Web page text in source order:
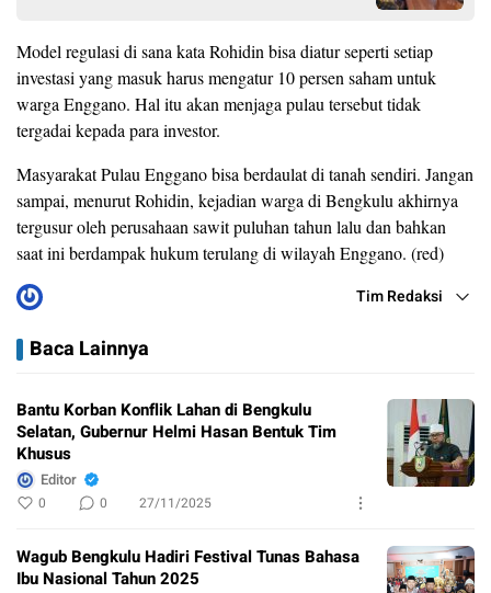
Model regulasi di sana kata Rohidin bisa diatur seperti setiap
investasi yang masuk harus mengatur 10 persen saham untuk
warga Enggano. Hal itu akan menjaga pulau tersebut tidak
tergadai kepada para investor.
Masyarakat Pulau Enggano bisa berdaulat di tanah sendiri. Jangan
sampai, menurut Rohidin, kejadian warga di Bengkulu akhirnya
tergusur oleh perusahaan sawit puluhan tahun lalu dan bahkan
saat ini berdampak hukum terulang di wilayah Enggano. (red)
Tim Redaksi
Baca Lainnya
Bantu Korban Konflik Lahan di Bengkulu
Selatan, Gubernur Helmi Hasan Bentuk Tim
Khusus
Editor
0 0 27/11/2025
Wagub Bengkulu Hadiri Festival Tunas Bahasa
Ibu Nasional Tahun 2025